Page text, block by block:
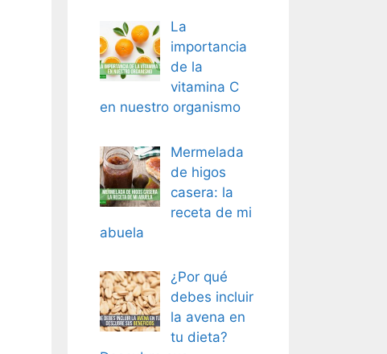
La
importancia
de la
vitamina C
en nuestro organismo
Mermelada
de higos
casera: la
receta de mi
abuela
¿Por qué
debes incluir
la avena en
tu dieta?